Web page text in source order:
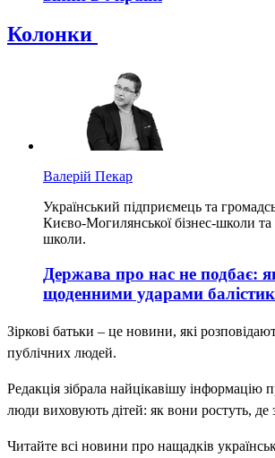
Колонки
Валерій Пекар
Український підприємець та
Києво-Могилянської бізнес-школи та
школи.
Держава про нас не подбає:
щоденними ударами
Зіркові батьки – це новини, які
публічних людей.
Редакція зібрала найцікавішу інформацію
люди виховують дітей: як вони ростуть, де
Читайте всі новини про нащадків